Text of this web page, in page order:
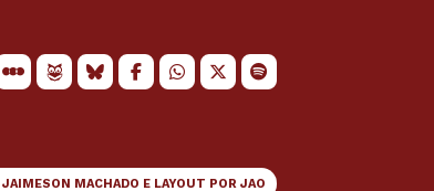
JAIMESON MACHADO E LAYOUT POR JAO